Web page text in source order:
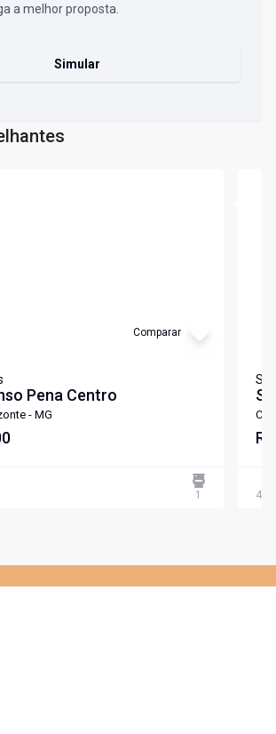
a melhor proposta.
Simular
Comparar
Pena Centro
- MG
1 47